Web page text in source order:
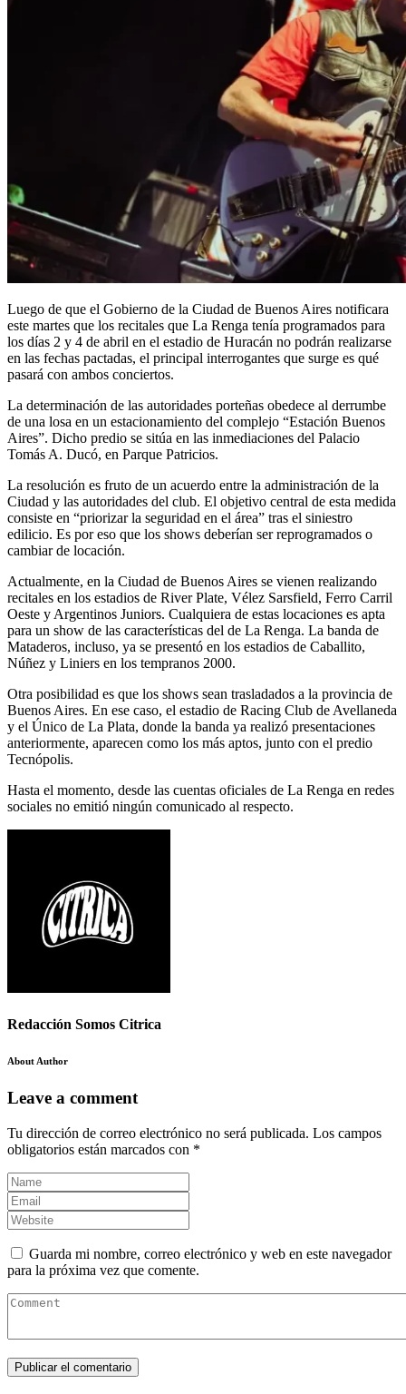
Luego de que el Gobierno de la Ciudad de Buenos Aires notificara
este martes que los recitales que La Renga tenía programados para
los días 2 y 4 de abril en el estadio de Huracán no podrán realizarse
en las fechas pactadas, el principal interrogantes que surge es qué
pasará con ambos conciertos.
La determinación de las autoridades porteñas obedece al derrumbe
de una losa en un estacionamiento del complejo “Estación Buenos
Aires”. Dicho predio se sitúa en las inmediaciones del Palacio
Tomás A. Ducó, en Parque Patricios.
La resolución es fruto de un acuerdo entre la administración de la
Ciudad y las autoridades del club. El objetivo central de esta medida
consiste en “priorizar la seguridad en el área” tras el siniestro
edilicio. Es por eso que los shows deberían ser reprogramados o
cambiar de locación.
Actualmente, en la Ciudad de Buenos Aires se vienen realizando
recitales en los estadios de River Plate, Vélez Sarsfield, Ferro Carril
Oeste y Argentinos Juniors. Cualquiera de estas locaciones es apta
para un show de las características del de La Renga. La banda de
Mataderos, incluso, ya se presentó en los estadios de Caballito,
Núñez y Liniers en los tempranos 2000.
Otra posibilidad es que los shows sean trasladados a la provincia de
Buenos Aires. En ese caso, el estadio de Racing Club de Avellaneda
y el Único de La Plata, donde la banda ya realizó presentaciones
anteriormente, aparecen como los más aptos, junto con el predio
Tecnópolis.
Hasta el momento, desde las cuentas oficiales de La Renga en redes
sociales no emitió ningún comunicado al respecto.
Redacción Somos Citrica
About Author
Leave a comment
Tu dirección de correo electrónico no será publicada. Los campos
obligatorios están marcados con *
Guarda mi nombre, correo electrónico y web en este navegador
para la próxima vez que comente.